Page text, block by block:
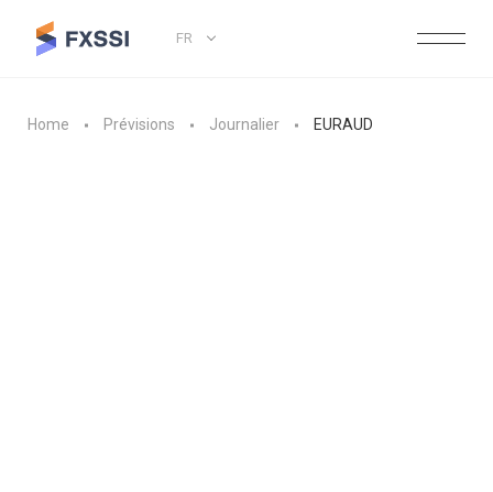
FR
Home Prévisions Journalier EURAUD